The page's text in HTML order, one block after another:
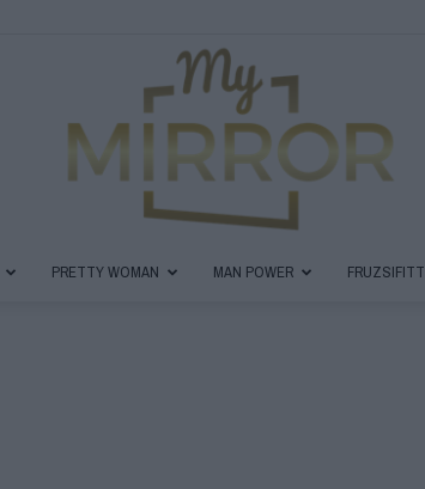
PRETTY WOMAN MAN POWER FRUZSIFITT